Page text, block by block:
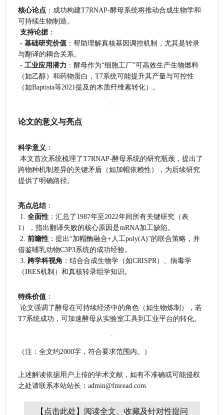
核心论点 ：成功构建T7RNAP-酵母系统将推动合成生物学和
可持续生物制造。
支持论据：
- 基础研究价值 ：帮助理解真核基因调控机制，尤其是转录
与翻译的耦合关系。
- 工业应用潜力 ：酵母作为“细胞工厂”可高效生产生物燃料
（如乙醇）和药物蛋白，T7系统可能提升其产量与可控性
（如Baptista等2021提及的木质纤维素转化）。
论文的意义与亮点
科学意义 ：
本文首次系统梳理了T7RNAP-酵母系统的研究瓶颈，提出了
跨物种机制差异的关键矛盾（如加帽依赖性），为后续研究
提供了明确路径。
亮点总结 ：
1. 全面性 ：汇总了1987年至2022年间所有关键研究（表
1），指出翻译失败的核心原因是mRNA加工缺陷。
2. 前瞻性 ：提出“加帽酶融合+人工poly(A)”的联合策略，并
借鉴哺乳动物C3P3系统的成功经验。
3. 跨学科视角 ：结合合成生物学（如CRISPR）、病毒学
（IRES机制）和真核转录组学知识。
特殊价值 ：
论文强调了酵母在可持续经济中的角色（如生物炼制），若
T7系统成功，可加速酵母从实验室工具到工业平台的转化。
（注：全文约2000字，符合要求范围内。）
上述解读依据用户上传的学术文献，如有不准确或可能侵权
之处请联系本站站长：admin@fmread.com
【点击此处】阅读全文、收藏及针对性提问